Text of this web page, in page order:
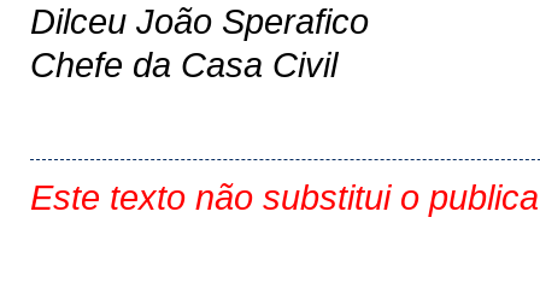
Dilceu João Sperafico
Chefe da Casa Civil
Este texto não substitui o